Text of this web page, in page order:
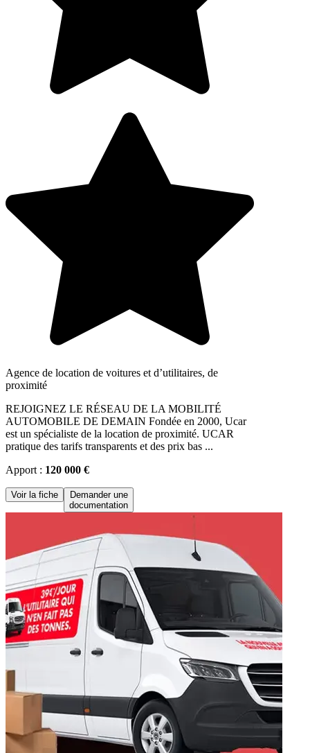
Agence de location de voitures et d’utilitaires, de
proximité
REJOIGNEZ LE RÉSEAU DE LA MOBILITÉ
AUTOMOBILE DE DEMAIN Fondée en 2000, Ucar
est un spécialiste de la location de proximité. UCAR
pratique des tarifs transparents et des prix bas ...
Apport : 120 000 €
Voir la fiche
Demander une
documentation